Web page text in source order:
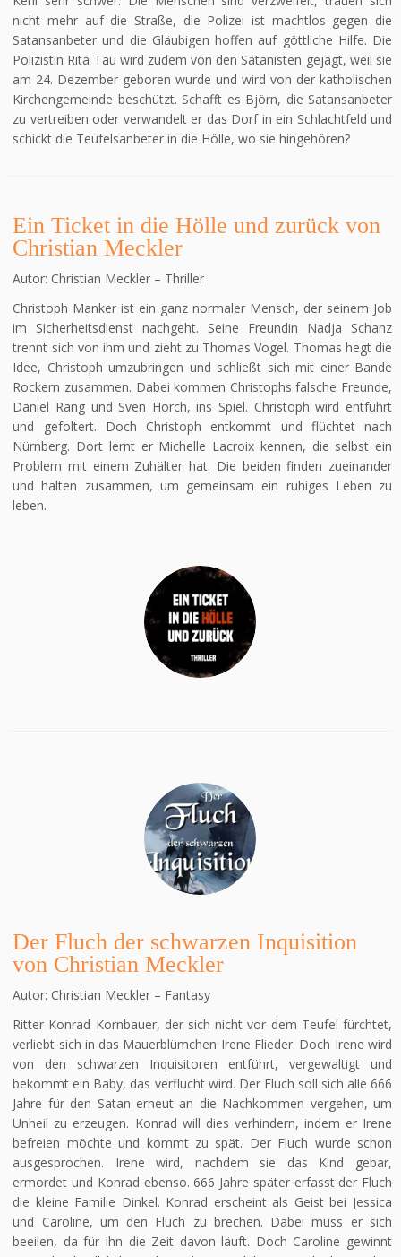
nicht mehr auf die Straße, die Polizei ist machtlos gegen die
Satansanbeter und die Gläubigen hoffen auf göttliche Hilfe. Die
Polizistin Rita Tau wird zudem von den Satanisten gejagt, weil sie
am 24. Dezember geboren wurde und wird von der katholischen
Kirchengemeinde beschützt. Schafft es Björn, die Satansanbeter
zu vertreiben oder verwandelt er das Dorf in ein Schlachtfeld und
schickt die Teufelsanbeter in die Hölle, wo sie hingehören?
Ein Ticket in die Hölle und zurück von
Christian Meckler
Autor: Christian Meckler – Thriller
Christoph Manker ist ein ganz normaler Mensch, der seinem Job
im Sicherheitsdienst nachgeht. Seine Freundin Nadja Schanz
trennt sich von ihm und zieht zu Thomas Vogel. Thomas hegt die
Idee, Christoph umzubringen und schließt sich mit einer Bande
Rockern zusammen. Dabei kommen Christophs falsche Freunde,
Daniel Rang und Sven Horch, ins Spiel. Christoph wird entführt
und gefoltert. Doch Christoph entkommt und flüchtet nach
Nürnberg. Dort lernt er Michelle Lacroix kennen, die selbst ein
Problem mit einem Zuhälter hat. Die beiden finden zueinander
und halten zusammen, um gemeinsam ein ruhiges Leben zu
leben.
Der Fluch der schwarzen Inquisition
von Christian Meckler
Autor: Christian Meckler – Fantasy
Ritter Konrad Kornbauer, der sich nicht vor dem Teufel fürchtet,
verliebt sich in das Mauerblümchen Irene Flieder. Doch Irene wird
von den schwarzen Inquisitoren entführt, vergewaltigt und
bekommt ein Baby, das verflucht wird. Der Fluch soll sich alle 666
Jahre für den Satan erneut an die Nachkommen vergehen, um
Unheil zu erzeugen. Konrad will dies verhindern, indem er Irene
befreien möchte und kommt zu spät. Der Fluch wurde schon
ausgesprochen. Irene wird, nachdem sie das Kind gebar,
ermordet und Konrad ebenso. 666 Jahre später erfasst der Fluch
die kleine Familie Dinkel. Konrad erscheint als Geist bei Jessica
und Caroline, um den Fluch zu brechen. Dabei muss er sich
beeilen, da für ihn die Zeit davon läuft. Doch Caroline gewinnt